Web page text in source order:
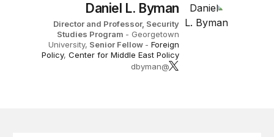
Daniel L. Byman
Director and Professor, Security
Studies Program - Georgetown
University, Senior Fellow - Foreign
Policy, Center for Middle East Policy
@dbyman